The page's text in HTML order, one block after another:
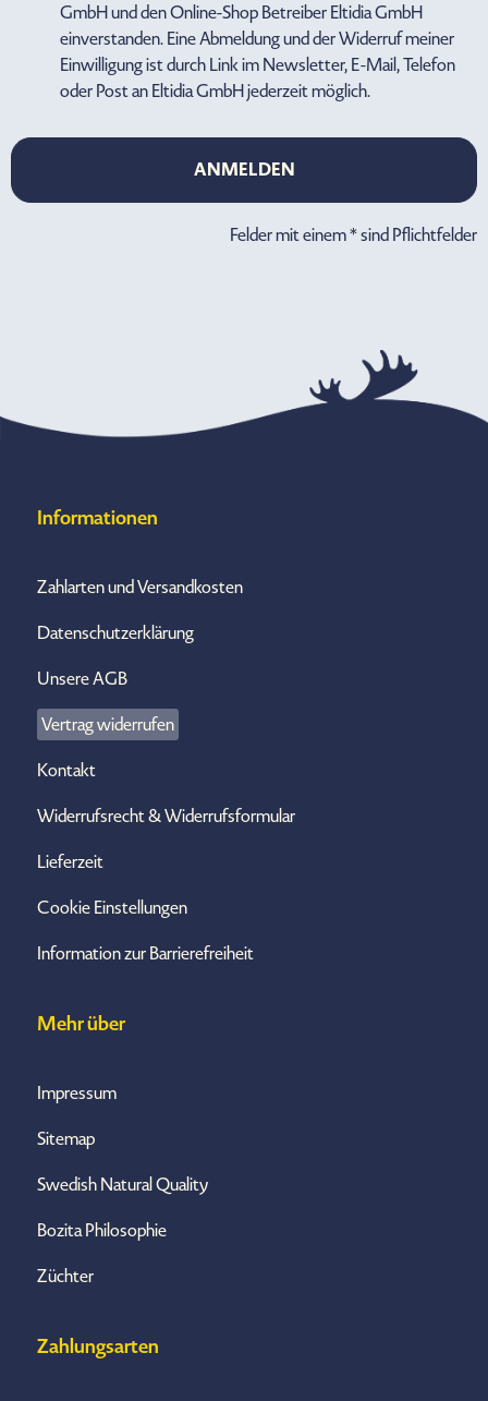
GmbH und den Online-Shop Betreiber Eltidia GmbH
einverstanden. Eine Abmeldung und der Widerruf meiner
Einwilligung ist durch Link im Newsletter, E-Mail, Telefon
oder Post an Eltidia GmbH jederzeit möglich.
ANMELDEN
ANMELDEN
Felder mit einem * sind Pflichtfelder
Informationen
Zahlarten und Versandkosten
Datenschutzerklärung
Unsere AGB
Vertrag widerrufen
Kontakt
Widerrufsrecht & Widerrufsformular
Lieferzeit
Cookie Einstellungen
Information zur Barrierefreiheit
Mehr über
Impressum
Sitemap
Swedish Natural Quality
Bozita Philosophie
Züchter
Zahlungsarten